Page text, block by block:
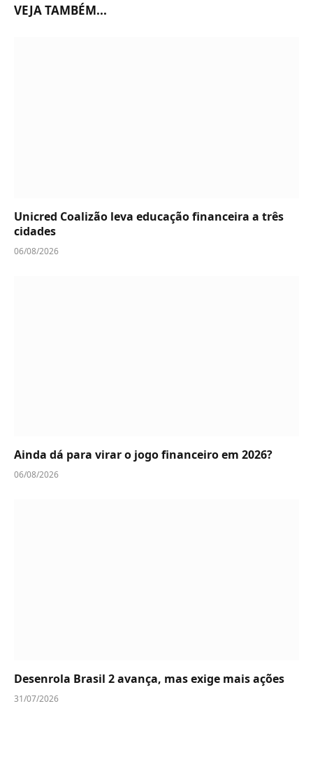
VEJA TAMBÉM...
Unicred Coalizão leva educação financeira a três
cidades
06/08/2026
Ainda dá para virar o jogo financeiro em 2026?
06/08/2026
Desenrola Brasil 2 avança, mas exige mais ações
31/07/2026